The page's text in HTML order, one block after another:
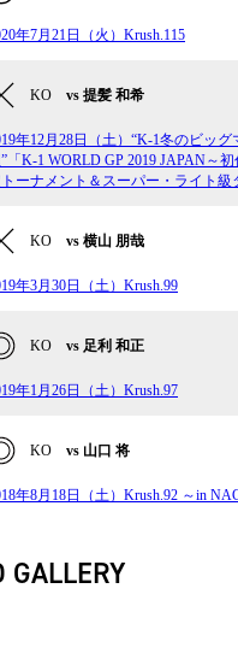
年7月21日（火）Krush.115
KO vs 提髪 和希
年12月28日（土）“K-1冬のビッ
「K-1 WORLD GP 2019 JAPAN～
ーナメント＆スーパー・ライト級
KO vs 横山 朋哉
年3月30日（土）Krush.99
KO vs 足利 和正
年1月26日（土）Krush.97
KO vs 山口 将
年8月18日（土）Krush.92 ～in
GALLERY